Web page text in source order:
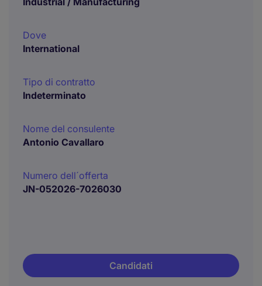
Dove
International
Tipo di contratto
Indeterminato
Nome del consulente
Antonio Cavallaro
Numero dell´offerta
JN-052026-7026030
Candidati